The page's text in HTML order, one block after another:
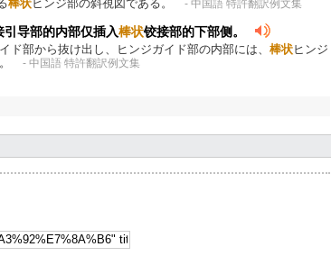
棒状ヒンジ部の斜視図である。 - 中国語 特許翻訳例文集
导部的内部仅插入棒状铰接部的下部侧。
ド部から抜け出し、ヒンジガイド部の内部には、 棒状ヒンジ
- 中国語 特許翻訳例文集